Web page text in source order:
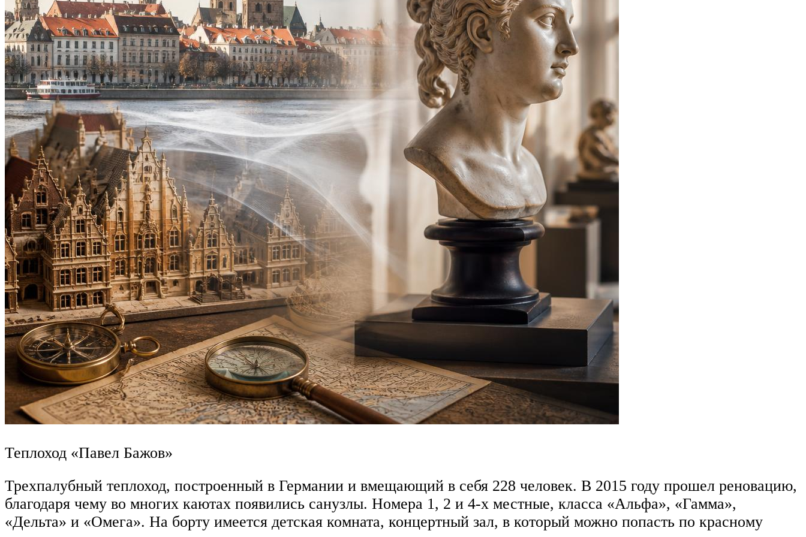
Теплоход «Павел Бажов»
Трехпалубный теплоход, построенный в Германии и вмещающий в себя 228 человек. В 2015 году прошел реновацию,
благодаря чему во многих каютах появились санузлы. Номера 1, 2 и 4-х местные, класса «Альфа», «Гамма»,
«Дельта» и «Омега». На борту имеется детская комната, концертный зал, в который можно попасть по красному